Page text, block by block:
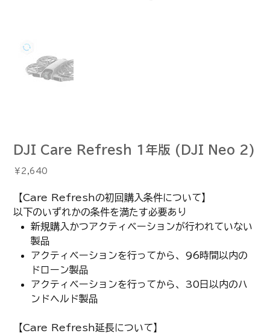
DJI Care Refresh 1年版 (DJI Neo 2)
価
格
￥2,640
【Care Refreshの初回購入条件について】
以下のいずれかの条件を満たす必要あり
新規購入かつアクティベーションが行われていない
製品
アクティベーションを行ってから、96時間以内の
ドローン製品
アクティベーションを行ってから、30日以内のハ
ンドヘルド製品
【Care Refresh延長について】